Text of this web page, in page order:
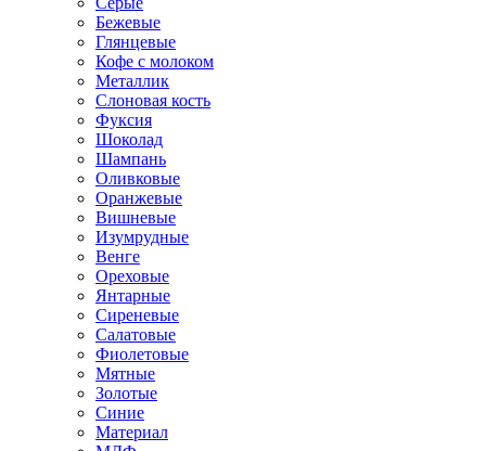
Бежевые
Глянцевые
Кофе с молоком
Металлик
Слоновая кость
Фуксия
Шоколад
Шампань
Оливковые
Оранжевые
Вишневые
Изумрудные
Венге
Ореховые
Янтарные
Сиреневые
Салатовые
Фиолетовые
Мятные
Золотые
Синие
Материал